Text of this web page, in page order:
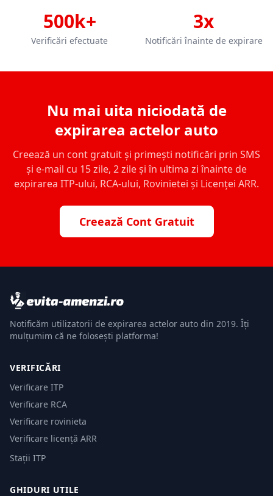
500k+
Verificări efectuate
3x
Notificări înainte de expirare
Nu mai uita niciodată de
expirarea actelor auto
Creează un cont gratuit și primești notificări prin SMS
și e-mail cu 15 zile, 2 zile și în ultima zi înainte de
expirarea ITP-ului, RCA-ului, Rovinietei și Licenței ARR.
Creează Cont Gratuit
Notificăm utilizatorii de expirarea actelor auto din 2019. Îți
mulțumim că ne folosești platforma!
VERIFICĂRI
Verificare ITP
Verificare RCA
Verificare rovinieta
Verificare licență ARR
Stații ITP
GHIDURI UTILE